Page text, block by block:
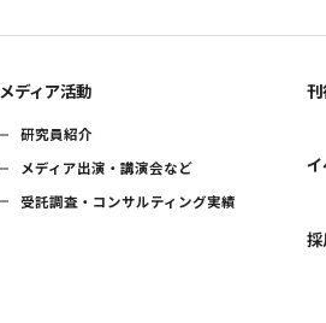
メディア活動
研究員紹介
メディア出演・講演会など
受託調査・コンサルティング実績